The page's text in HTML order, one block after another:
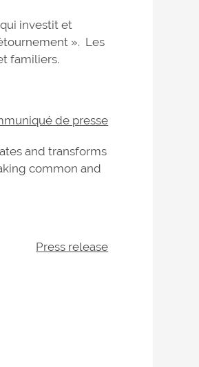
investit et
». Les
familiers.
de presse
and transforms
common and
Press release